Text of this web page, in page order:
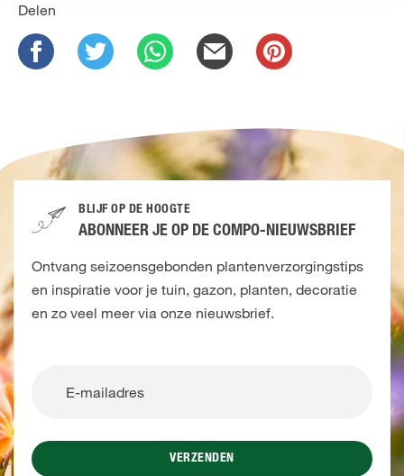
Delen
BLIJF OP DE HOOGTE
ABONNEER JE OP DE COMPO-NIEUWSBRIEF
Ontvang seizoensgebonden plantenverzorgingstips
en inspiratie voor je tuin, gazon, planten, decoratie
en zo veel meer via onze nieuwsbrief.
VERZENDEN